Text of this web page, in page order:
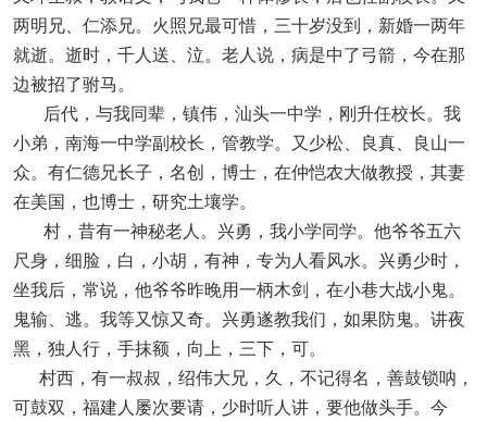
两明兄、仁添兄。火照兄最可惜，三十岁没到，新婚一两年
就逝。逝时，千人送、泣。老人说，病是中了弓箭，今在那
边被招了驸马。
后代，与我同辈，镇伟，汕头一中学，刚升任校长。我
小弟，南海一中学副校长，管教学。又少松、良真、良山一
众。有仁德兄长子，名创，博士，在仲恺农大做教授，其妻
在美国，也博士，研究土壤学。
村，昔有一神秘老人。兴勇，我小学同学。他爷爷五六
尺身，细脸，白，小胡，有神，专为人看风水。兴勇少时，
坐我后，常说，他爷爷昨晚用一柄木剑，在小巷大战小鬼。
鬼输、逃。我等又惊又奇。兴勇遂教我们，如果防鬼。讲夜
黑，独人行，手抹额，向上，三下，可。
村西，有一叔叔，绍伟大兄，久，不记得名，善鼓锁呐，
可鼓双，福建人屡次要请，少时听人讲，要他做头手。今